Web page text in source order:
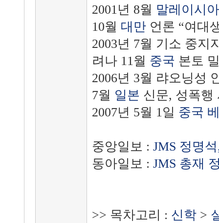
2001년 8월 말레이시아
10월 대만언론 “여대
2003년 7월 기소 중지
려나 11월 중국 본토
2006년 3월 랴오닝성
7월 일본 신문, 성폭행
2007년 5월 1일 중국
중앙일보 : JMS 정명
동아일보 : JMS 총재
>> 목차고리 : 신학>